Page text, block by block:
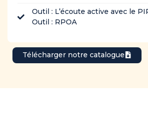
Outil : L’écoute active avec le
Outil : RPOA
Télécharger notre catalogue